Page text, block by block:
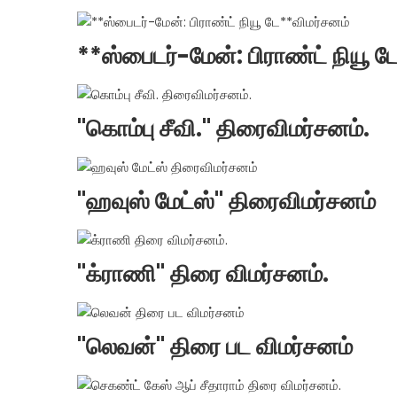
**ஸ்பைடர்-மேன்: பிராண்ட் நியூ
"கொம்பு சீவி." திரைவிமர்சனம்.
"ஹவுஸ் மேட்ஸ்" திரைவிமர்சனம்
"க்ராணி" திரை விமர்சனம்.
"லெவன்" திரை பட விமர்சனம்